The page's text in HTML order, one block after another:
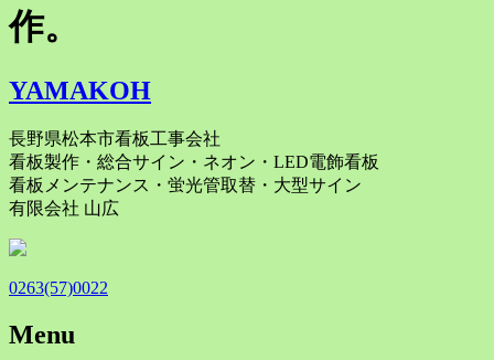
作。
YAMAKOH
長野県松本市看板工事会社
看板製作・総合サイン・ネオン・LED電飾看板
看板メンテナンス・蛍光管取替・大型サイン
有限会社 山広
0263(57)0022
Menu